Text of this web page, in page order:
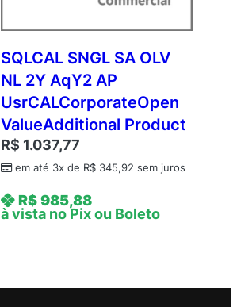
SQLCAL SNGL SA OLV
NL 2Y AqY2 AP
UsrCALCorporateOpen
ValueAdditional Product
R$ 1.037,77
em até 3x de R$345,92 sem juros
R$985,88
à vista no Pix ou Boleto